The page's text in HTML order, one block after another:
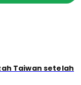
Taiwan setelah